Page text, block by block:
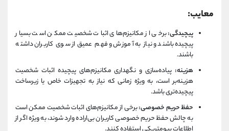
معایب:
پیچیدگی:برخی از مکانیزم‌های اثبات شخصیت ممکن است بسیار
پیچیده باشند و نیاز به آموزش و فهم عمیق از سوی کاربران داشته
باشند.
هزینه: پیاده‌سازی و نگهداری مکانیزم‌های پیچیده اثبات شخصیت
هزینه‌بر است، به ویژه زمانی که نیاز به تجهیزات خاص یا زیرساخت
پیچیده‌تری باشد.
حفظ حریم خصوصی:برخی از مکانیزم‌های اثبات شخصیت ممکن است
به چالش حفظ حریم خصوصی کاربران بی‌اراده وارد شوند، به ویژه اگر از